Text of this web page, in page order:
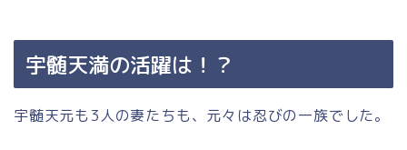
宇髄天満の活躍は！？
宇髄天元も3人の妻たちも、元々は忍びの一族でした。